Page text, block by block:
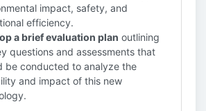
impact, safety, and
efficiency.
a brief evaluation plan outlining
questions and assessments that
be conducted to analyze the
and impact of this new